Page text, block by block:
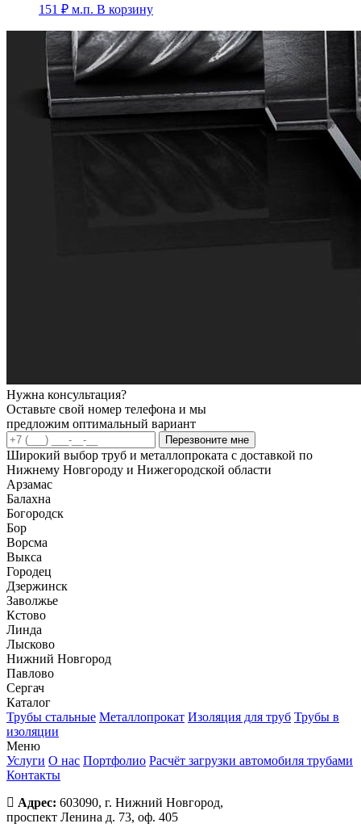
151 ₽ м.п. В корзину
Нужна консультация?
Оставьте свой номер телефона и мы
предложим оптимальный вариант
Перезвоните мне
Широкий выбор труб и металлопроката с доставкой по
Нижнему Новгороду и Нижегородской области
Арзамас
Балахна
Богородск
Бор
Ворсма
Выкса
Городец
Дзержинск
Заволжье
Кстово
Линда
Лысково
Нижний Новгород
Павлово
Сергач
Каталог
Трубы стальные Металлопрокат Изоляция для труб Трубы в
изоляции
Меню
Услуги О нас Портфолио Расчёт загрузки автомобиля трубами
Контакты
Адрес: 603090, г. Нижний Новгород,
проспект Ленина д. 73, оф. 405